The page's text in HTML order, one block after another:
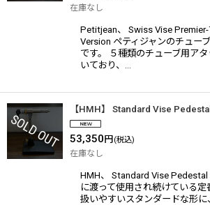
在庫なし
Petitjean、 Swiss Vise
Version ペティジャンのチュー
です。 ５種類のチューブ用ア
いており、…
【HMH】 Standard Vise Pedestal
53,350 円 (税込)
在庫なし
HMH、 Standard Vise Pedestal
に渡って使用され続けている定
扱いやすいスタンダードな形